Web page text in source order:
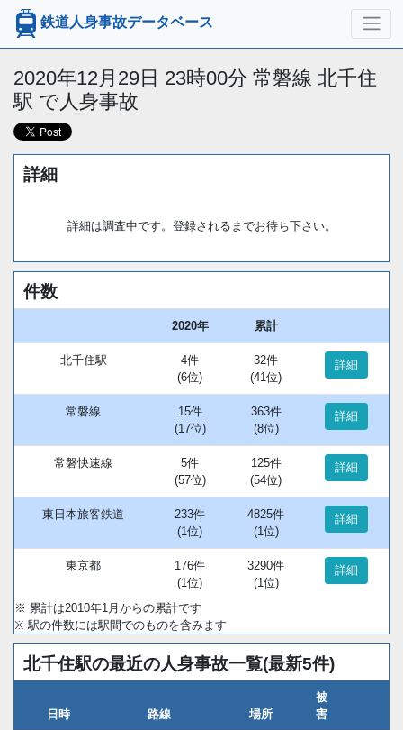
鉄道人身事故データベース
2020年12月29日 23時00分 常磐線 北千住
駅 で人身事故
詳細
詳細は調査中です。登録されるまでお待ち下さい。
件数
2020年 累計
北千住駅
4件
(6位)
32件
(41位)
詳細
常磐線
15件
(17位)
363件
(8位)
詳細
常磐快速線
5件
(57位)
125件
(54位)
詳細
東日本旅客鉄道
233件
(1位)
4825件
(1位)
詳細
東京都
176件
(1位)
3290件
(1位)
詳細
※ 累計は2010年1月からの累計です
※ 駅の件数には駅間でのものを含みます
北千住駅の最近の人身事故一覧(最新5件)
日時 路線 場所
被
害